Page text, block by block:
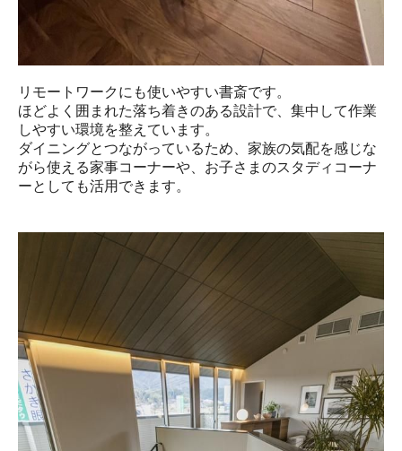
リモートワークにも使いやすい書斎です。
ほどよく囲まれた落ち着きのある設計で、集中して作業
しやすい環境を整えています。
ダイニングとつながっているため、家族の気配を感じな
がら使える家事コーナーや、お子さまのスタディコーナ
ーとしても活用できます。